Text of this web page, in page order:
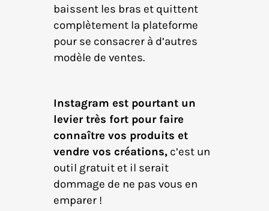
baissent les bras et quittent
complètement la plateforme
pour se consacrer à d’autres
modèle de ventes.
Instagram est pourtant un
levier très fort pour faire
connaître vos produits et
vendre vos créations, c’est un
outil gratuit et il serait
dommage de ne pas vous en
emparer !